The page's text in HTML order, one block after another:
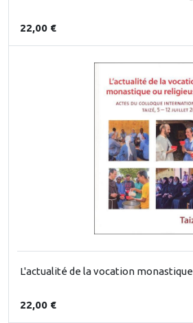
22,00 €
L'actualité de la vocation
22,00 €